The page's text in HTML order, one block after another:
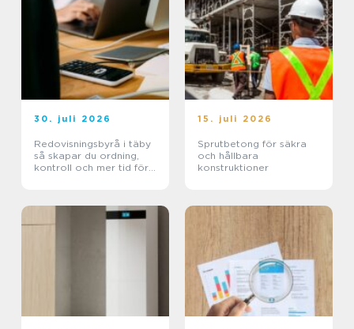
30. juli 2026
Redovisningsbyrå i täby
så skapar du ordning,
kontroll och mer tid för
15. juli 2026
Sprutbetong för säkra
och hållbara
konstruktioner